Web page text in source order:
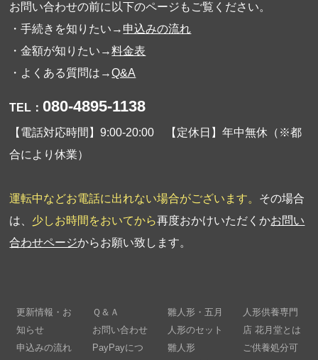
お問い合わせの前に以下のページもご覧ください。
・手続きを知りたい→ 申込みの流れ
・金額が知りたい→料金表
・よくある質問は→Q&A
TEL： 080-4895-1138
【電話対応時間】9:00-20:00 【定休日】年中無休（※都
合により休業）
運転中などお電話に出れない場合がございます。 その場合
は、 少しお時間をおいてから再度おかけいただくかお問い
合わせページからお願い致します。
更新情報・お
知らせ
申込みの流れ
Ｑ＆Ａ
お問い合わせ
PayPayにつ
雛人形・五月
人形のセット
雛人形
人形供養専門
店 花月堂とは
ご供養処分可